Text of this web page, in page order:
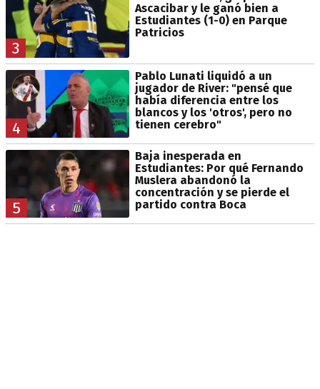
3
Ascacibar y le ganó bien a
Estudiantes (1-0) en Parque
Patricios
4
Pablo Lunati liquidó a un
jugador de River: "pensé que
había diferencia entre los
blancos y los 'otros', pero no
tienen cerebro"
5
Baja inesperada en
Estudiantes: Por qué Fernando
Muslera abandonó la
concentración y se pierde el
partido contra Boca